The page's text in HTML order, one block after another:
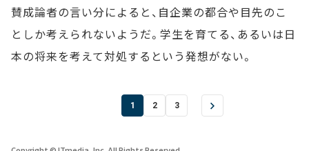
賛成論者の言い分によると、自企業の都合や目先のこ
としか考えられないようだ。学生を育てる、あるいは日
本の将来を考えて対処するという発想がない。
1 2 3